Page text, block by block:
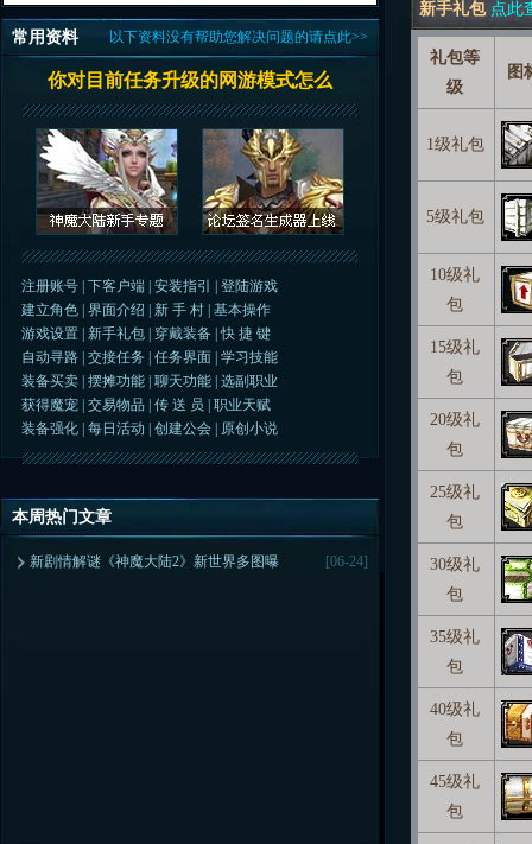
以下资料没有帮助您解决问题的请点此>>
常用资料
你对目前任务升级的网游模式怎么
注册账号 |下客户端 |安装指引 |登陆游戏
建立角色 |界面介绍 新 手 村 |基本操作
游戏设置
新手礼包 穿戴装备 |快 捷 键
自动寻路 |交接任务 |任务界面 |学习技能
装备买卖 |摆摊功能 |聊天功能 |选副职业
获得魔宠 |交易物品 |传 送 员 |职业天赋
装备强化 |每日活动 |创建公会 原创小说
本周热门文章
[06-24]
新剧情解谜《神魔大陆2》新世界多图曝
新手礼包 点此
礼包等
级
图
1级礼包
5级礼包
10级礼
包
15级礼
包
20级礼
包
25级礼
包
30级礼
包
35级礼
包
40级礼
包
45级礼
包